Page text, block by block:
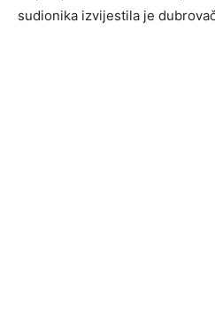
sudionika izvijestila je